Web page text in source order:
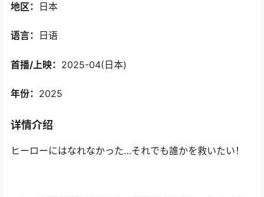
地区： 日本
语言： 日语
首播/上映： 2025-04(日本)
年份： 2025
详情介绍
ヒーローにはなれなかった…それでも誰かを救いたい！